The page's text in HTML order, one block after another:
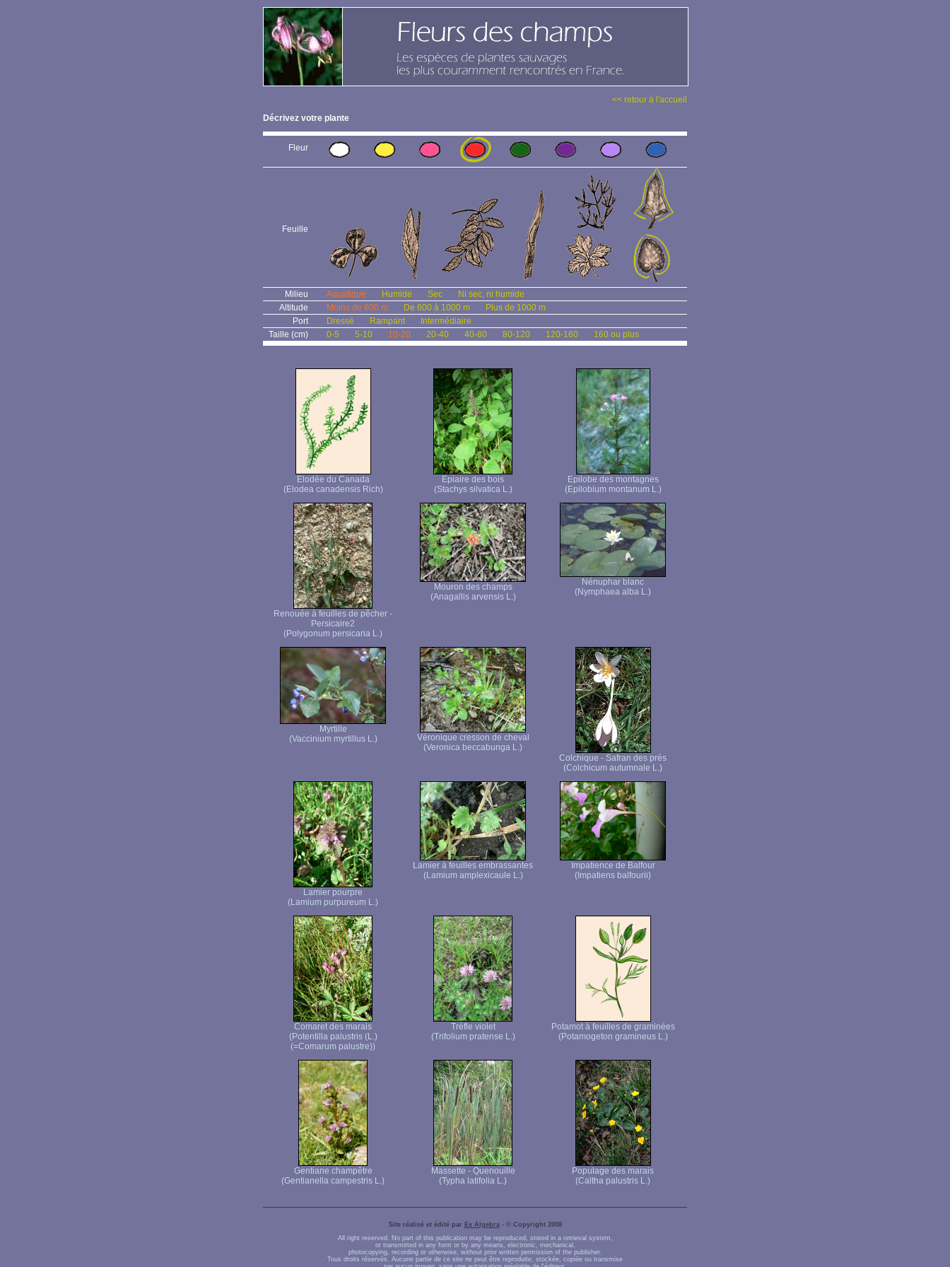
<< retour à l'accueil
Décrivez votre plante
Fleur
Feuille
Milieu Aquatique Humide Sec
Ni sec, ni humide
Altitude
Moins de 600 m De 600 à 1000 m
Plus de 1000 m
Port
Dressé Rampant
Intermédiaire
Taille (cm)
0-5 5-10 10-20 20-40 40-80 80-120 120-160 160 ou plus
Elodée du Canada
(Elodea canadensis Rich)
Epiaire des bois
(Stachys silvatica L.)
Epilobe des montagnes
(Epilobium montanum L.)
Renouée à feuilles de pêcher -
Persicaire2
(Polygonum persicaria L.)
Mouron des champs
(Anagallis arvensis L.)
Nénuphar blanc
(Nymphaea alba L.)
Myrtille
(Vaccinium myrtillus L.)
Véronique cresson de cheval
(Veronica beccabunga L.)
Colchique - Safran des prés
(Colchicum autumnale L.)
Lamier pourpre
(Lamium purpureum L.)
Lamier à feuilles embrassantes
(Lamium amplexicaule L.)
Impatience de Balfour
(Impatiens balfourii)
Comaret des marais
(Potentilla palustris (L.)
(=Comarum palustre))
Trèfle violet
(Trifolium pratense L.)
Potamot à feuilles de graminées
(Potamogeton gramineus L.)
Gentiane champêtre
(Gentianella campestris L.)
Massette - Quenouille
(Typha latifolia L.)
Populage des marais
(Caltha palustris L.)
Site réalisé et édité par Ex Algebra- © Copyright 2008
All right reserved. No part of this publication may be reproduced, stored in a retrieval system,
or transmitted in any form or by any means, electronic, mechanical,
photocopying, recording or otherwise, without prior written permission of the publisher.
Tous droits réservés. Aucune partie de ce site ne peut être reproduite, stockée, copiée ou transmise